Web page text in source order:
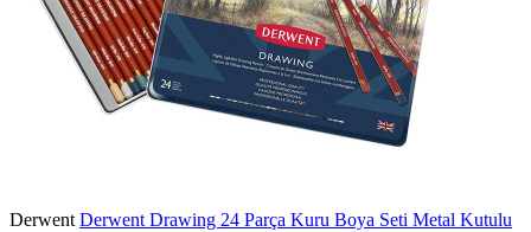
Derwent Derwent Drawing 24 Parça Kuru Boya Seti Metal Kutulu